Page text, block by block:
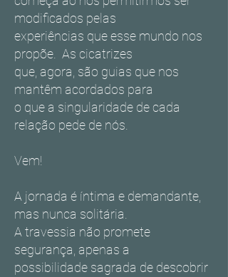
modificados pelas
experiências que esse mundo nos
propõe. As cicatrizes
que, agora, são guias que nos
mantêm acordados para
o que a singularidade de cada
relação pede de nós.
Vem!
A jornada é íntima e demandante,
mas nunca solitária.
A travessia não promete
segurança, apenas a
possibilidade sagrada de descobrir